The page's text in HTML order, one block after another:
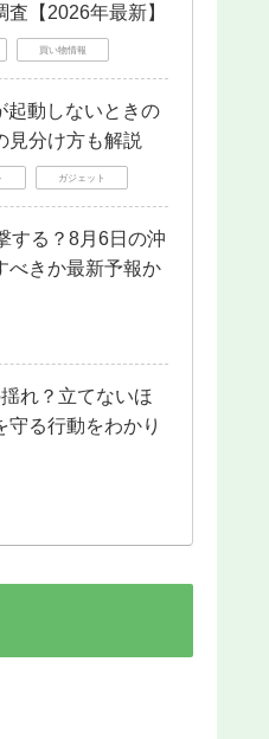
【2026年最新】
買い物情報
起動しないときの
見分け方も解説
ガジェット
する？8月6日の沖
べきか最新予報か
れ？立てないほ
守る行動をわかり